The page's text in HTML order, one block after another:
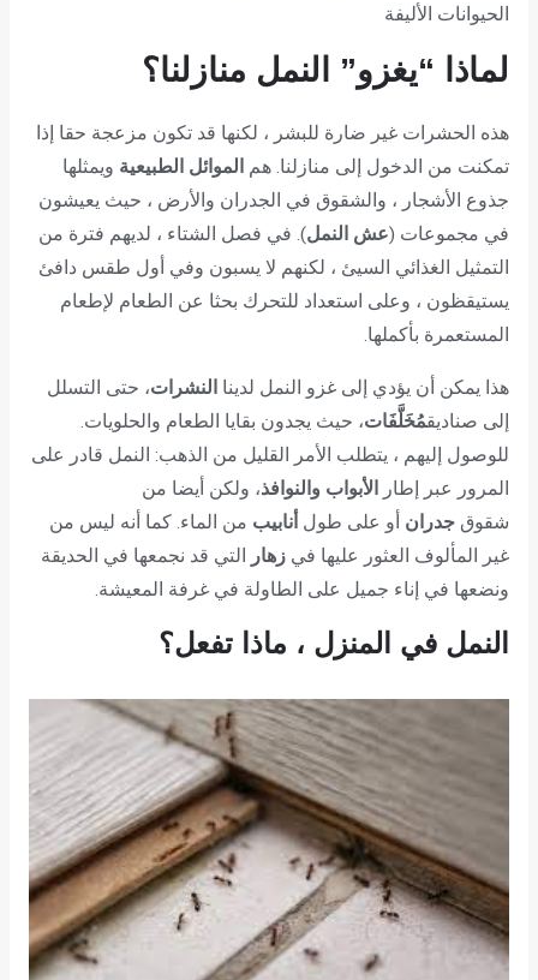
الحيوانات الأليفة
لماذا “يغزو” النمل منازلنا؟
هذه الحشرات غير ضارة للبشر ، لكنها قد تكون مزعجة حقا إذا
تمكنت من الدخول إلى منازلنا. هم الموائل الطبيعية ويمثلها
جذوع الأشجار ، والشقوق في الجدران والأرض ، حيث يعيشون
في مجموعات (عش النمل). في فصل الشتاء ، لديهم فترة من
التمثيل الغذائي السيئ ، لكنهم لا يسبون وفي أول طقس دافئ
يستيقظون ، وعلى استعداد للتحرك بحثا عن الطعام لإطعام
المستعمرة بأكملها.
هذا يمكن أن يؤدي إلى غزو النمل لدينا النشرات، حتى التسلل
إلى صناديقمُخَلَّفَات، حيث يجدون بقايا الطعام والحلويات.
للوصول إليهم ، يتطلب الأمر القليل من الذهب: النمل قادر على
المرور عبر إطار
الأبواب والنوافذ، ولكن أيضا من
شقوق جدران أو على طول أنابيب من الماء. كما أنه ليس من
غير المألوف العثور عليها في زهار
التي قد نجمعها في الحديقة
ونضعها في إناء جميل على الطاولة في غرفة المعيشة.
النمل في المنزل ، ماذا تفعل؟